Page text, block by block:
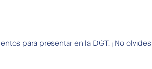
para presentar en la DGT. ¡No olvides